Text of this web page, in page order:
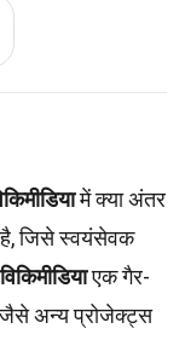
में क्या अंतर
जिसे स्वयंसेवक
विकिमीडियाएक गैर-
जैसे अन्य प्रोजेक्ट्स